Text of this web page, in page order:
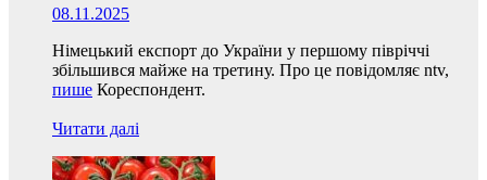
08.11.2025
Німецький експорт до України у першому півріччі
збільшився майже на третину. Про це повідомляє ntv,
пише Кореспондент.
Читати далі